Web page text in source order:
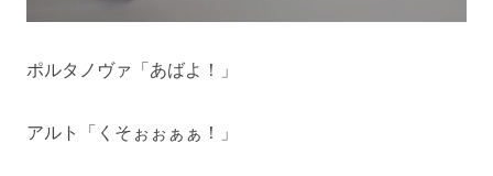
ポルタノヴァ「あばよ！」
アルト「くそぉぉぁぁ！」